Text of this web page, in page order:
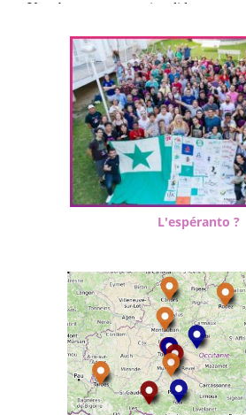
L'espéranto ?